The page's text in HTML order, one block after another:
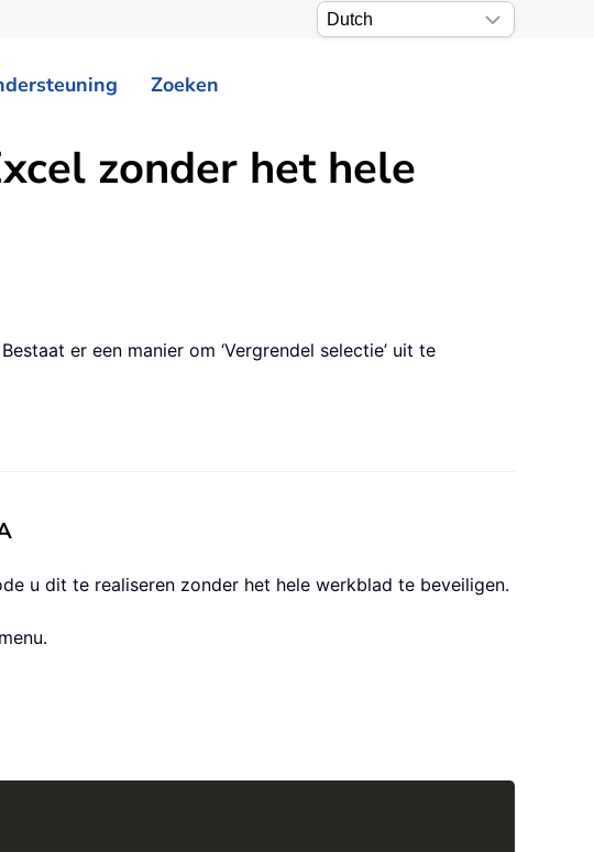
Zoeken
zonder het hele
er een manier om ‘Vergrendel selectie’ uit te
u dit te realiseren zonder het hele werkblad te beveiligen.